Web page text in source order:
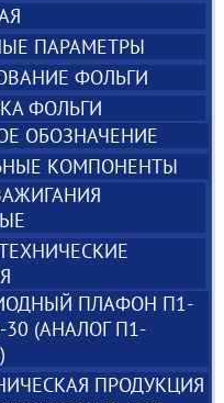
ПАРАМЕТРЫ
ФОЛЬГИ
ФОЛЬГИ
ОБОЗНАЧЕНИЕ
КОМПОНЕНТЫ
ПЛАФОН П1-
30 (АНАЛОГ П1-
ПРОДУКЦИЯ